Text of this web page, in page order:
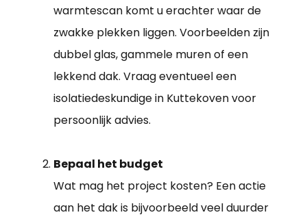
warmtescan komt u erachter waar de
zwakke plekken liggen. Voorbeelden zijn
dubbel glas, gammele muren of een
lekkend dak. Vraag eventueel een
isolatiedeskundige in Kuttekoven voor
persoonlijk advies.
Bepaal het budget
Wat mag het project kosten? Een actie
aan het dak is bijvoorbeeld veel duurder